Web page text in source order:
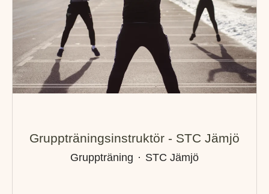
Gruppträningsinstruktör - STC Jämjö
Gruppträning · STC Jämjö